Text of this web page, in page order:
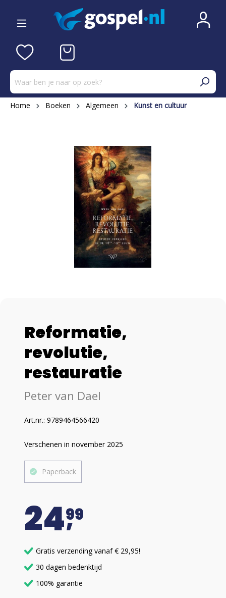
Home Boeken Algemeen Kunst en cultuur
Reformatie,
revolutie,
restauratie
Peter van Dael
Art.nr.: 9789464566420
Verschenen in november 2025
Paperback
2499
Gratis verzending vanaf € 29,95!
30 dagen bedenktijd
100% garantie